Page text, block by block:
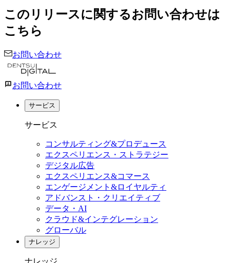
このリリースに関するお問い合わせは
こちら
お問い合わせ
お問い合わせ
サービス
サービス
コンサルティング&プロデュース
エクスペリエンス・ストラテジー
デジタル広告
エクスペリエンス&コマース
エンゲージメント&ロイヤルティ
アドバンスト・クリエイティブ
データ・AI
クラウド&インテグレーション
グローバル
ナレッジ
ナレッジ